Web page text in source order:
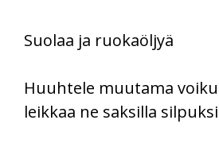
Suolaa ja ruokaöljyä
Huuhtele muutama
leikkaa ne saksilla